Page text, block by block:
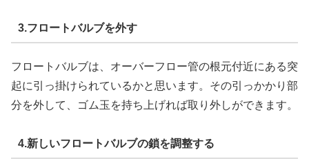
3.フロートバルブを外す
フロートバルブは、オーバーフロー管の根元付近にある突
起に引っ掛けられているかと思います。その引っかかり部
分を外して、ゴム玉を持ち上げれば取り外しができます。
4.新しいフロートバルブの鎖を調整する